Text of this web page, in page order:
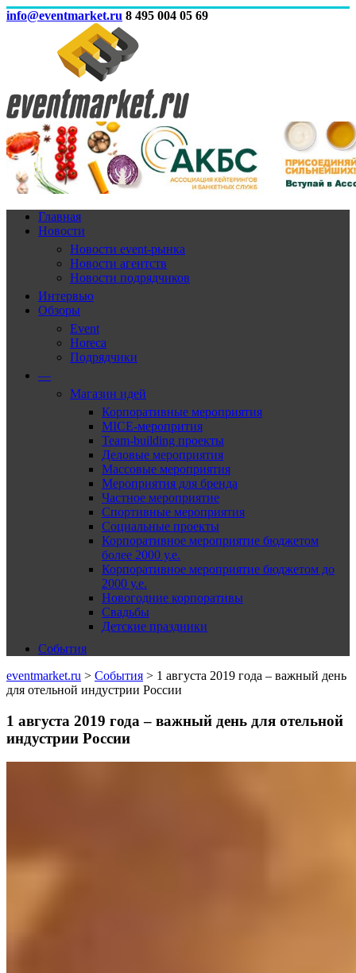
info@eventmarket.ru 8 495 004 05 69
Главная
Новости
Новости event-рынка
Новости агентств
Новости подрядчиков
Интервью
Обзоры
Event
Horeca
Подрядчики
—
Магазин идей
Корпоративные мероприятия
MICE-меропрития
Team-building проекты
Деловые мероприятия
Массовые мероприятия
Мероприятия для бренда
Частное мероприятие
Спортивные мероприятия
Социальные проекты
Корпоративное мероприятие бюджетом
более 2000 у.е.
Корпоративное мероприятие бюджетом до
2000 у.е.
Новогодние корпоративы
Свадьбы
Детские праздники
События
eventmarket.ru > События > 1 августа 2019 года – важный день
для отельной индустрии России
1 августа 2019 года – важный день для отельной
индустрии России